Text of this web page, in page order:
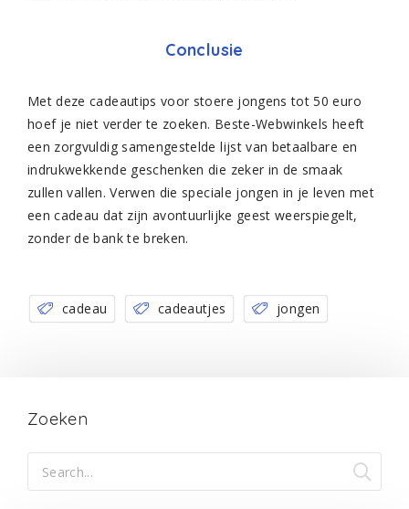
Conclusie
Met deze cadeautips voor stoere jongens tot 50 euro
hoef je niet verder te zoeken. Beste-Webwinkels heeft
een zorgvuldig samengestelde lijst van betaalbare en
indrukwekkende geschenken die zeker in de smaak
zullen vallen. Verwen die speciale jongen in je leven met
een cadeau dat zijn avontuurlijke geest weerspiegelt,
zonder de bank te breken.
cadeau cadeautjes jongen
Zoeken